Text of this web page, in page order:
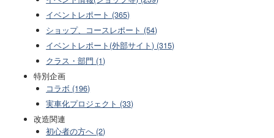
イベントレポート (365)
ショップ、コースレポート (54)
イベントレポート(外部サイト) (315)
クラス・部門 (1)
特別企画
コラボ (196)
実車化プロジェクト (33)
改造関連
初心者の方へ (2)